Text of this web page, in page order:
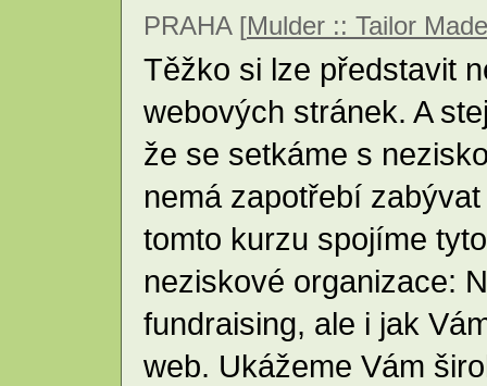
PRAHA [Mulder :: Tailor
Těžko si lze představit
webových stránek. A
že se setkáme s
nemá zapotřebí
tomto kurzu spojíme
neziskové organizace:
fundraising, ale i jak
web. Ukážeme Vám